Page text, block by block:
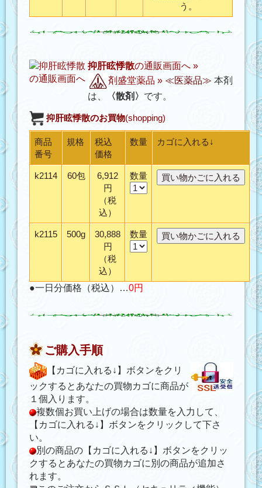
う。
抑肝眩悸散の通販画面へ »
剤盛堂薬品 » ≪医薬品≫ 本剤
は、
〈散剤〉 です。
抑肝眩悸散のお買物(shopping)
商品
番号
規格
税込
価格
数量 カゴに入れる↓
k2114 60包
6,912
円
（税
込）
数量
k2115 500g
30,888
円
（税
込）
数量
●一日分価格（税込）…0円
ご購入手順
【カゴに入れる↓】ボタンをクリ
ックするとあなたの買物カゴに商品が
１個入ります。
複数個お買い上げの場合は数量を入力して、
【カゴに入れる↓】ボタンをクリックして下さ
い。
別の商品の【カゴに入れる↓】ボタンをクリッ
クするとあなたの買物カゴに別の商品が追加さ
れます。